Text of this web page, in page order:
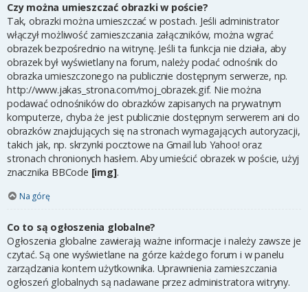
Czy można umieszczać obrazki w poście?
Tak, obrazki można umieszczać w postach. Jeśli administrator
włączył możliwość zamieszczania załączników, można wgrać
obrazek bezpośrednio na witrynę. Jeśli ta funkcja nie działa, aby
obrazek był wyświetlany na forum, należy podać odnośnik do
obrazka umieszczonego na publicznie dostępnym serwerze, np.
http://www.jakas_strona.com/moj_obrazek.gif. Nie można
podawać odnośników do obrazków zapisanych na prywatnym
komputerze, chyba że jest publicznie dostępnym serwerem ani do
obrazków znajdujących się na stronach wymagających autoryzacji,
takich jak, np. skrzynki pocztowe na Gmail lub Yahoo! oraz
stronach chronionych hasłem. Aby umieścić obrazek w poście, użyj
znacznika BBCode [img].
Na górę
Co to są ogłoszenia globalne?
Ogłoszenia globalne zawierają ważne informacje i należy zawsze je
czytać. Są one wyświetlane na górze każdego forum i w panelu
zarządzania kontem użytkownika. Uprawnienia zamieszczania
ogłoszeń globalnych są nadawane przez administratora witryny.